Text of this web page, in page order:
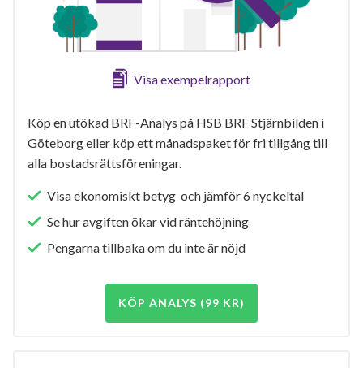
Visa exempelrapport
Köp en utökad BRF-Analys på HSB BRF Stjärnbilden i
Göteborg eller köp ett månadspaket för fri tillgång till
alla bostadsrättsföreningar.
Visa ekonomiskt betyg och jämför 6 nyckeltal
Se hur avgiften ökar vid räntehöjning
Pengarna tillbaka om du inte är nöjd
KÖP ANALYS (99 KR)